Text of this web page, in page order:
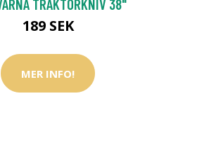
TRAKTORKNIV 38"
189 SEK
MER INFO!